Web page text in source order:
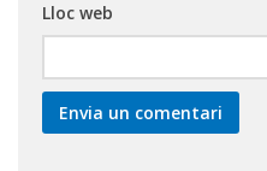
Lloc web